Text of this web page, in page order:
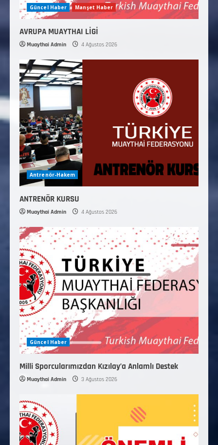
Güncel Haber Manşet Haber
AVRUPA MUAYTHAI LİGİ
Muaythai Admin 4 Ağustos 2026
Antrenör-Hakem
ANTRENÖR KURSU
Muaythai Admin 4 Ağustos 2026
Güncel Haber
Milli Sporcularımızdan Kızılay’a Anlamlı Destek
Muaythai Admin 3 Ağustos 2026